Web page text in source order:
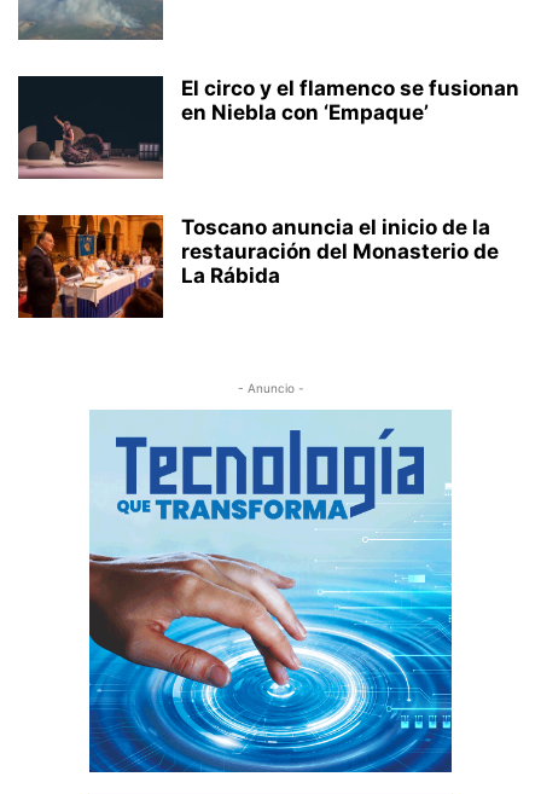
El circo y el flamenco se fusionan
en Niebla con ‘Empaque’
Toscano anuncia el inicio de la
restauración del Monasterio de
La Rábida
- Anuncio -